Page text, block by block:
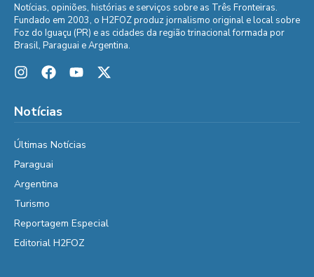
Notícias, opiniões, histórias e serviços sobre as Três Fronteiras.
Fundado em 2003, o H2FOZ produz jornalismo original e local sobre
Foz do Iguaçu (PR) e as cidades da região trinacional formada por
Brasil, Paraguai e Argentina.
Notícias
Últimas Notícias
Paraguai
Argentina
Turismo
Reportagem Especial
Editorial H2FOZ